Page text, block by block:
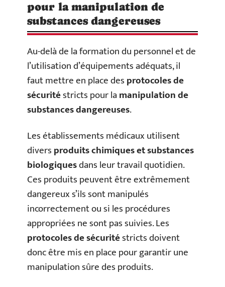
pour la manipulation de
substances dangereuses
Au-delà de la formation du personnel et de
l’utilisation d’équipements adéquats, il
faut mettre en place desprotocoles de
sécuritéstricts pour lamanipulation de
substances dangereuses.
Les établissements médicaux utilisent
diversproduits chimiques et substances
biologiquesdans leur travail quotidien.
Ces produits peuvent être extrêmement
dangereux s’ils sont manipulés
incorrectement ou si les procédures
appropriées ne sont pas suivies. Les
protocoles de sécuritéstricts doivent
donc être mis en place pour garantir une
manipulation sûre des produits.